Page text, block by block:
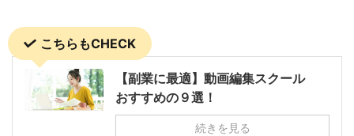
こちらもCHECK
【副業に最適】動画編集スクール
おすすめの９選！
続きを見る